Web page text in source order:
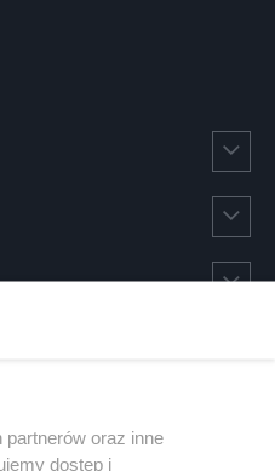
oraz inne
dostęp i